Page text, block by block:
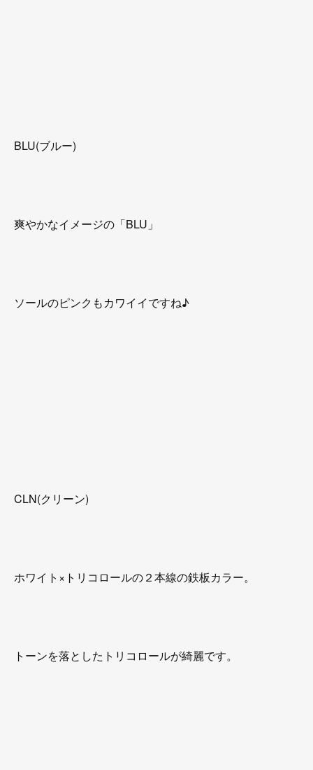
BLU(ブルー)
爽やかなイメージの「BLU」
ソールのピンクもカワイイですね♪
CLN(クリーン)
ホワイト×トリコロールの２本線の鉄板カラー。
トーンを落としたトリコロールが綺麗です。